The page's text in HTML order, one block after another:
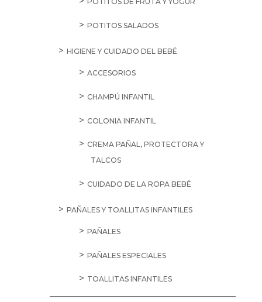
POTITOS SALADOS
HIGIENE Y CUIDADO DEL BEBÉ
ACCESORIOS
CHAMPÚ INFANTIL
COLONIA INFANTIL
CREMA PAÑAL, PROTECTORA Y
TALCOS
CUIDADO DE LA ROPA BEBÉ
PAÑALES Y TOALLITAS INFANTILES
PAÑALES
PAÑALES ESPECIALES
TOALLITAS INFANTILES